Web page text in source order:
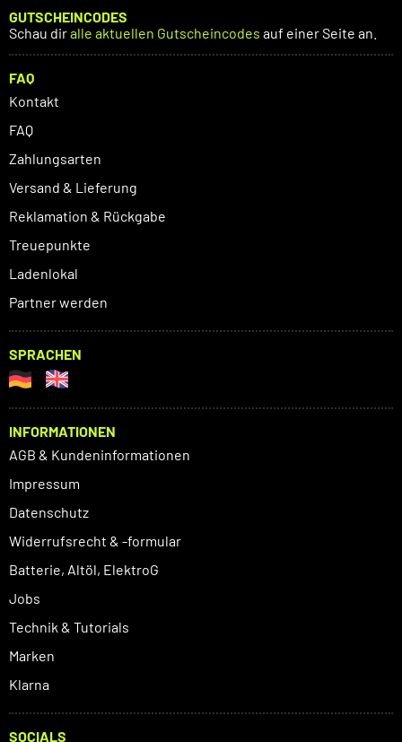
GUTSCHEINCODES
Schau diralle aktuellen Gutscheincodes auf einer Seite an.
FAQ
Kontakt
FAQ
Zahlungsarten
Versand & Lieferung
Reklamation & Rückgabe
Treuepunkte
Ladenlokal
Partner werden
SPRACHEN
INFORMATIONEN
AGB & Kundeninformationen
Impressum
Datenschutz
Widerrufsrecht & -formular
Batterie, Altöl, ElektroG
Jobs
Technik & Tutorials
Marken
Klarna
SOCIALS